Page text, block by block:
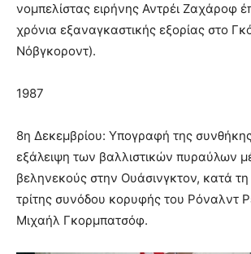
νομπελίστας ειρήνης Αντρέι Ζαχάροφ
χρόνια εξαναγκαστικής εξορίας στο
Νόβγκοροντ).
1987
8η Δεκεμβρίου: Υπογραφή της
εξάλειψη των βαλλιστικών πυραύλων
βεληνεκούς στην Ουάσινγκτον, κατά τη
τρίτης συνόδου κορυφής του Ρόναλντ
Μιχαήλ Γκορμπατσόφ.